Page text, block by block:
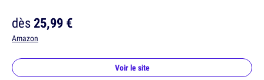
dès25,99 €
Amazon
Voir le site